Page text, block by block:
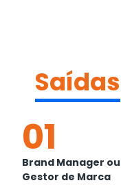
Saídas
01
Brand Manager ou
Gestor de Marca